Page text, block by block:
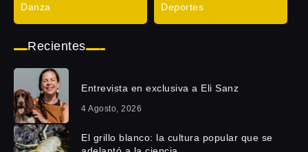
Danza Deportes
Recientes
Entrevista en exclusiva a Eli Sanz
4 Agosto, 2026
El grillo blanco: la cultura popular que se